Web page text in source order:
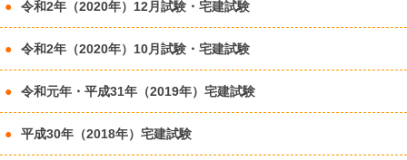
令和2年（2020年）12月試験・宅建試験
令和2年（2020年）10月試験・宅建試験
令和元年・平成31年（2019年）宅建試験
平成30年（2018年）宅建試験